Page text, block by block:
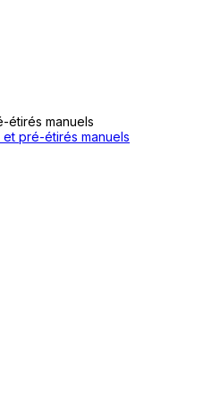
étirés manuels
et pré-étirés manuels